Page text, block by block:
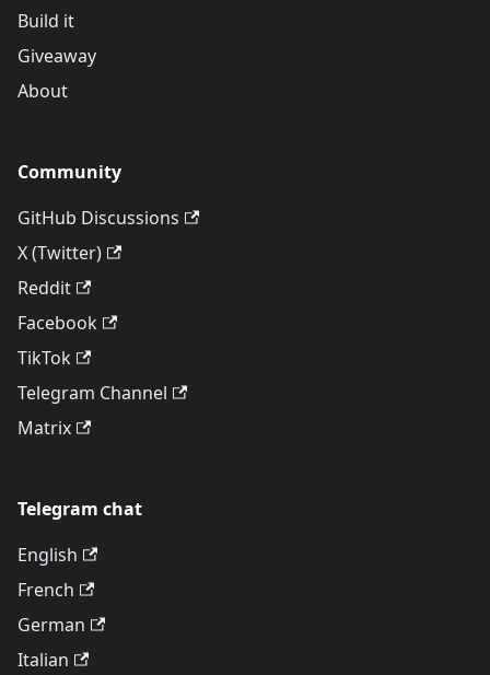
Build it
Giveaway
About
Community
GitHub Discussions
X (Twitter)
Reddit
Facebook
TikTok
Telegram Channel
Matrix
Telegram chat
English
French
German
Italian